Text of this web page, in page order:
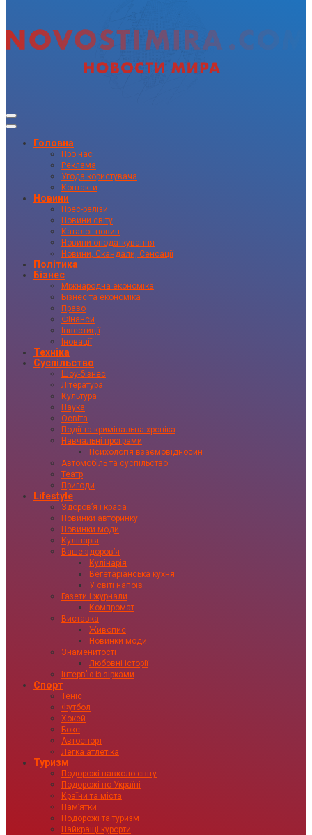
Головна
Про нас
Реклама
Угода користувача
Контакти
Новини
Прес-релізи
Новини світу
Каталог новин
Новини оподаткування
Новини, Скандали, Сенсації
Політика
Бізнес
Міжнародна економіка
Бізнес та економіка
Право
Фінанси
Інвестиції
Іновації
Техніка
Суспільство
Шоу-бізнес
Література
Культура
Наука
Освіта
Події та кримінальна хроніка
Навчальні програми
Психологія взаємовідносин
Автомобіль та суспільство
Театр
Пригоди
Lifestyle
Здоровʼя і краса
Новинки авторинку
Новинки моди
Кулінарія
Ваше здоровʼя
Кулінарія
Вегетаріанська кухня
У світі напоїв
Газети і журнали
Компромат
Виставка
Живопис
Новинки моди
Знаменитості
Любовні історії
Інтервʼю із зірками
Спорт
Теніс
Футбол
Хокей
Бокс
Автоспорт
Легка атлетіка
Туризм
Подорожі навколо світу
Подорожі по Україні
Країни та міста
Пам’ятки
Подорожі та туризм
Найкращі курорти